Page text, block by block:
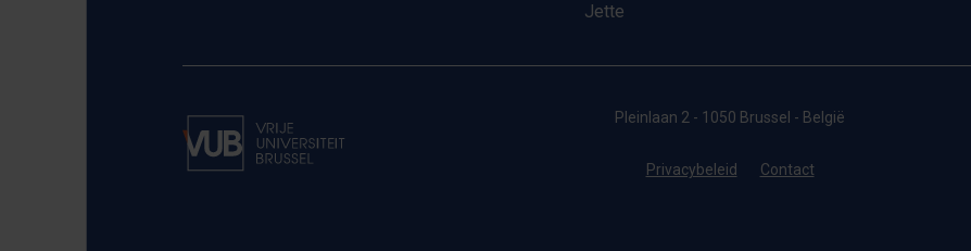
Jette
Pleinlaan 2 - 1050 Brussel - België
Privacybeleid Contact